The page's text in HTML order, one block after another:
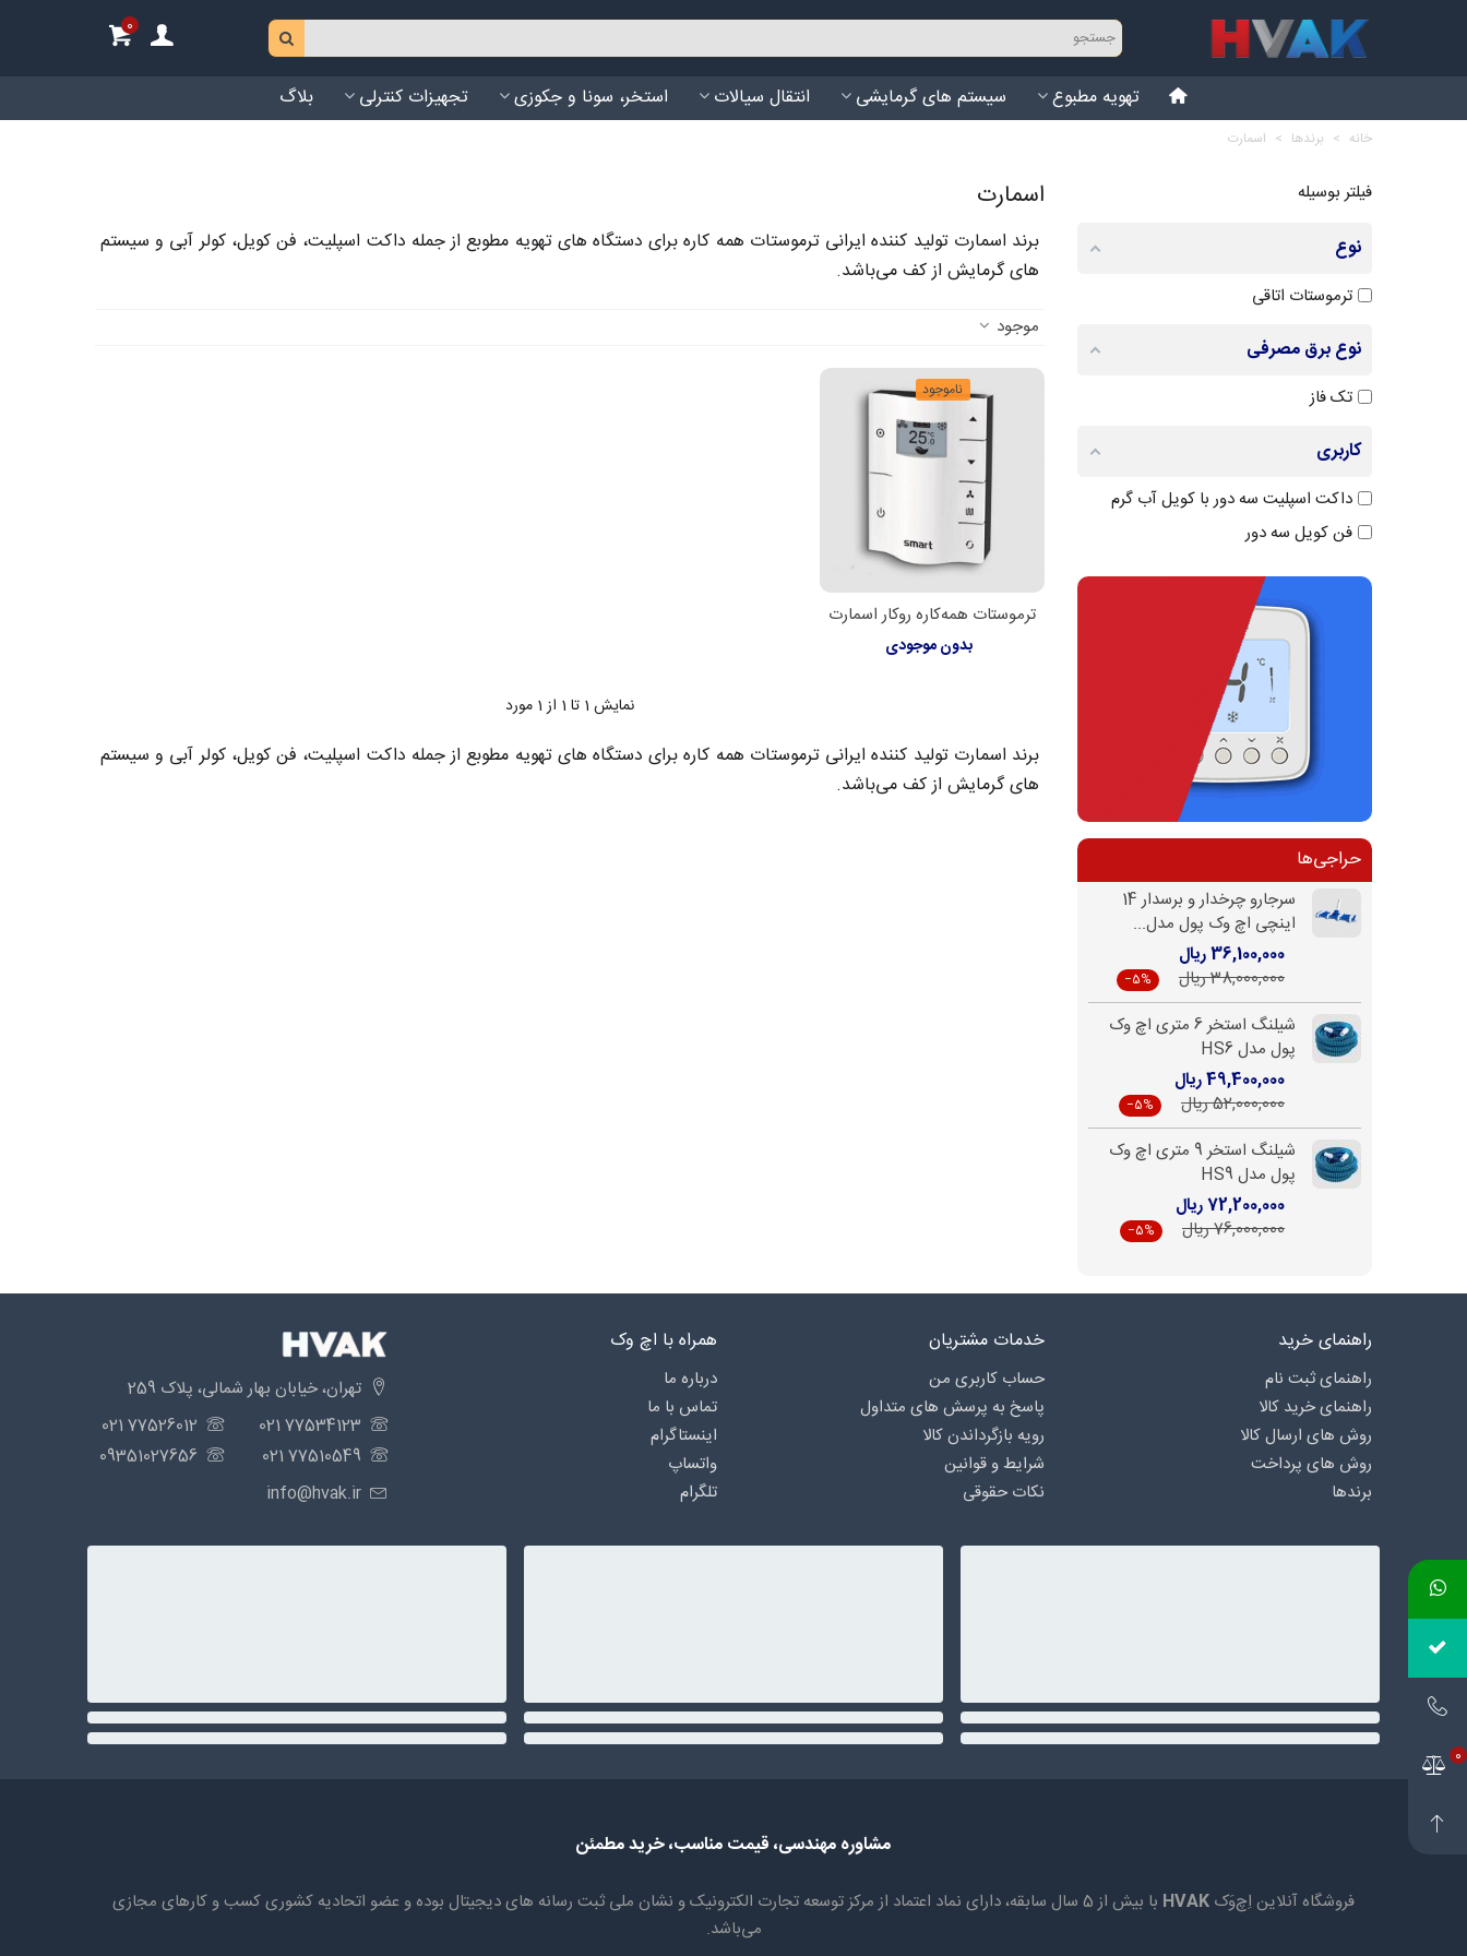
0
تهویه مطبوع سیستم های گرمایشی انتقال سیالات استخر، سونا و جکوزی تجهیزات کنترلی بلاگ
خانه > برندها > اسمارت
فیلتر بوسیله
نوع
ترموستات اتاقی
نوع برق مصرفی
تک فاز
کاربری
داکت اسپلیت سه دور با کویل آب گرم
فن کویل سه دور
حراجی‌ها
سرجارو چرخدار و برسدار 14
اینچی اچ وک پول مدل...
36,100,000 ریال
38,000,000 ریال
‎−5%
شیلنگ استخر 6 متری اچ وک
پول مدل HS6
49,400,000 ریال
52,000,000 ریال
‎−5%
شیلنگ استخر 9 متری اچ وک
پول مدل HS9
72,200,000 ریال
76,000,000 ریال
‎−5%
اسمارت
برند اسمارت تولید کننده ایرانی ترموستات همه کاره برای دستگاه های تهویه مطوبع از جمله داکت اسپلیت، فن کویل، کولر آبی و سیستم
های گرمایش از کف می‌باشد.
موجود
ناموجود
اطلاعات بیشتر
ترموستات همه‌کاره روکار اسمارت
بدون موجودی
نمایش 1 تا 1 از 1 مورد
برند اسمارت تولید کننده ایرانی ترموستات همه کاره برای دستگاه های تهویه مطوبع از جمله داکت اسپلیت، فن کویل، کولر آبی و سیستم
های گرمایش از کف می‌باشد.
راهنمای خرید
راهنمای ثبت نام
راهنمای خرید کالا
روش های ارسال کالا
روش های پرداخت
برندها
خدمات مشتریان
حساب کاربری من
پاسخ به پرسش های متداول
رویه بازگرداندن کالا
شرایط و قوانین
نکات حقوقی
همراه با اچ وک
درباره‌ ما
تماس با ما
اینستاگرام
واتساپ
تلگرام
تهران، خیابان بهار شمالی، پلاک 259
77534123 021
77526012 021
77510549 021
09351027656
info@hvak.ir
مشاوره مهندسی، قیمت مناسب، خرید مطمئن
فروشگاه آنلاین اِچ‌وَک HVAK
با بیش از 5 سال سابقه، دارای نماد اعتماد از مرکز توسعه تجارت الکترونیک و نشان ملی ثبت رسانه های دیجیتال بوده و عضو اتحادیه کشوری کسب و کارهای مجازی
می‌باشد.
0